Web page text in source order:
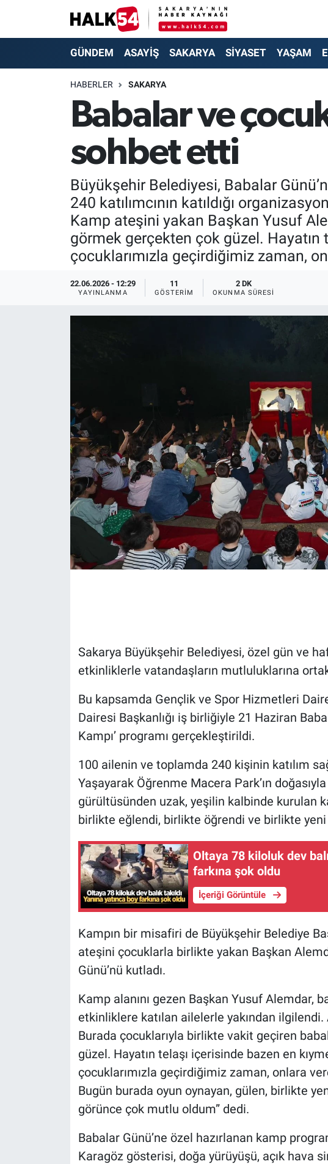
GÜNDEM ASAYİŞ SAKARYA SİYASET YAŞAM
HABERLER SAKARYA
Babalar ve
sohbet etti
Büyükşehir Belediyesi, Babalar
240 katılımcının katıldığı
Kamp ateşini yakan Başkan Yusuf
görmek gerçekten çok güzel. Hayatın
çocuklarımızla geçirdiğimiz zaman,
22.06.2026 - 12:29
YAYINLANMA
11
GÖSTERIM
2 DK
OKUNMA SÜRESI
Sakarya Büyükşehir Belediyesi, özel gün ve
etkinliklerle vatandaşların mutluluklarına
Bu kapsamda Gençlik ve Spor Hizmetleri
Dairesi Başkanlığı iş birliğiyle 21 Haziran
Kampı’ programı gerçekleştirildi.
100 ailenin ve toplamda 240 kişinin katılım
Yaşayarak Öğrenme Macera Park’ın
gürültüsünden uzak, yeşilin kalbinde kurulan
birlikte eğlendi, birlikte öğrendi ve birlikte
Oltaya 78 kiloluk dev
farkına şok oldu
İçeriği Görüntüle
Kampın bir misafiri de Büyükşehir Belediye
ateşini çocuklarla birlikte yakan Başkan
Günü’nü kutladı.
Kamp alanını gezen Başkan Yusuf Alemdar,
etkinliklere katılan ailelerle yakından ilgilendi.
Burada çocuklarıyla birlikte vakit geçiren
güzel. Hayatın telaşı içerisinde bazen en
çocuklarımızla geçirdiğimiz zaman, onlara
Bugün burada oyun oynayan, gülen, birlikte
görünce çok mutlu oldum” dedi.
Babalar Günü’ne özel hazırlanan kamp
Karagöz gösterisi, doğa yürüyüşü, açık hava
GÜNDEM
EKONOMİ
SOKAK RÖPORTAJLARI
Adapazarı Nöbetçi Eczaneler
Adapazarı Trafik Yoğunluk Haritası
Süper Lig Puan Durumu ve Fikstür
Son Dakika Haberleri
Haber Arşivi